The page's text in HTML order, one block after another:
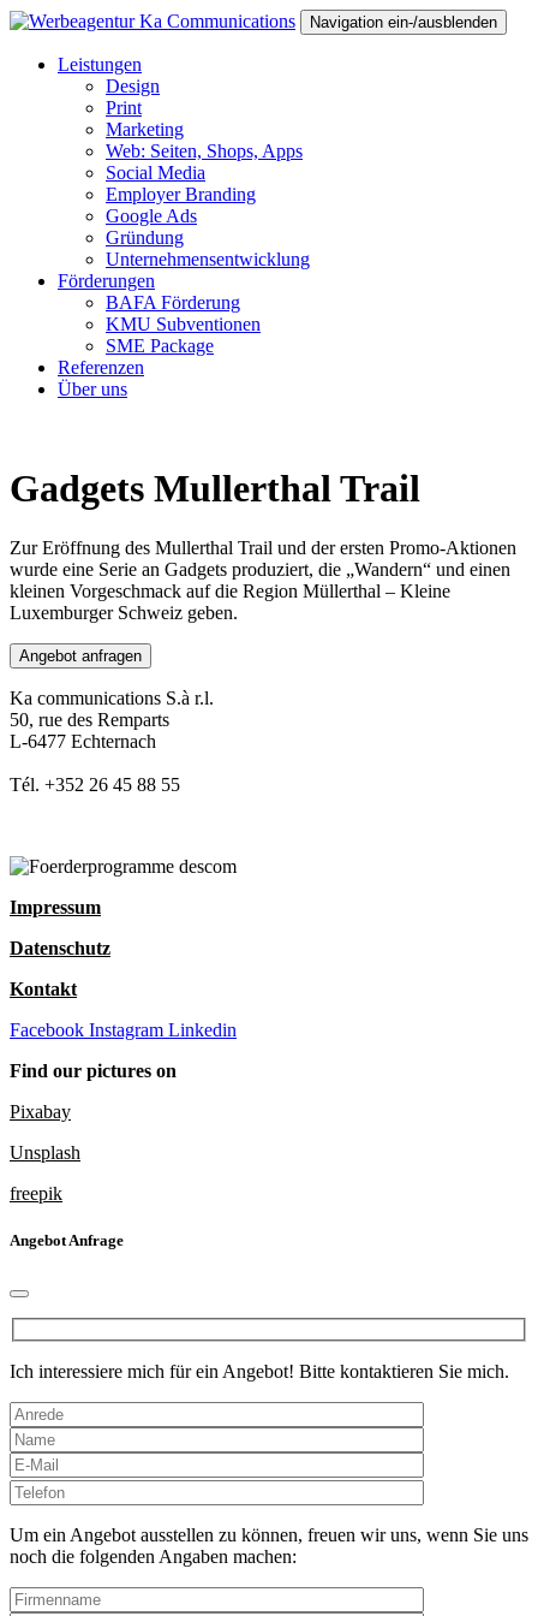
Navigation ein-/ausblenden
Leistungen
Design
Print
Marketing
Web: Seiten, Shops, Apps
Social Media
Employer Branding
Google Ads
Gründung
Unternehmensentwicklung
Förderungen
BAFA Förderung
KMU Subventionen
SME Package
Referenzen
Über uns
Gadgets Mullerthal Trail
Zur Eröffnung des Mullerthal Trail und der ersten Promo-Aktionen
wurde eine Serie an Gadgets produziert, die „Wandern“ und einen
kleinen Vorgeschmack auf die Region Müllerthal – Kleine
Luxemburger Schweiz geben.
Angebot anfragen
Ka communications S.à r.l.
50, rue des Remparts
L-6477 Echternach
Tél. +352 26 45 88 55
Impressum
Datenschutz
Kontakt
Facebook Instagram Linkedin
Find our pictures on
Pixabay
Unsplash
freepik
Angebot Anfrage
Ich interessiere mich für ein Angebot! Bitte kontaktieren Sie mich.
Bitte
lasse
dieses
Feld
Um ein Angebot ausstellen zu können, freuen wir uns, wenn Sie uns
noch die folgenden Angaben machen: